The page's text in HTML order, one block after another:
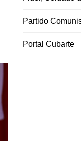
Partido
Portal Cubarte